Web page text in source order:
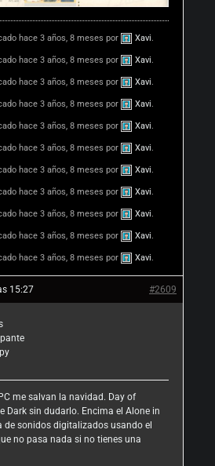
hace 3 años, 8 meses por Xavi
hace 3 años, 8 meses por Xavi
hace 3 años, 8 meses por Xavi
hace 3 años, 8 meses por Xavi
hace 3 años, 8 meses por Xavi
hace 3 años, 8 meses por Xavi
hace 3 años, 8 meses por Xavi
hace 3 años, 8 meses por Xavi
hace 3 años, 8 meses por Xavi
hace 3 años, 8 meses por Xavi
hace 3 años, 8 meses por Xavi
15:27 #2609
me salvan la navidad. Day of
Dark sin dudarlo. Encima el Alone in
de sonidos digitalizados usando el
no pasa nada si no tienes una